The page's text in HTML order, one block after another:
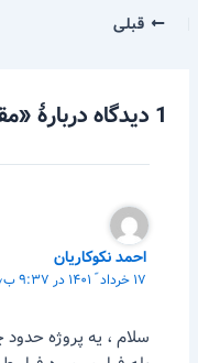
قبلی
1 دیدگاه دربارهٔ «مقاله درباره سرسره فرار»
احمد نکوکاریان
۱۷ خرداد ّ ۱۴۰۱ در ۹:۳۷ ب٫ظ
سلام ، یه پروژه